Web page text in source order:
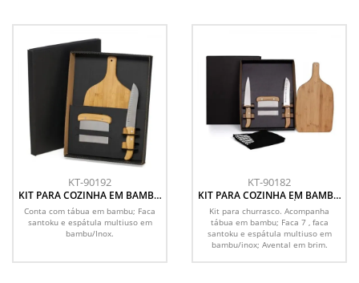
KT-90192
KIT PARA COZINHA EM BAMBU
/ INOX - 3 PÇS
Conta com tábua em bambu; Faca
santoku e espátula multiuso em
bambu/Inox.
KT-90182
KIT PARA COZINHA EM BAMBU
/ INOX COM ESPÁTULA
MULTIUSO - 4 PÇS
Kit para churrasco. Acompanha
tábua em bambu; Faca 7 , faca
santoku e espátula multiuso em
bambu/inox; Avental em brim.